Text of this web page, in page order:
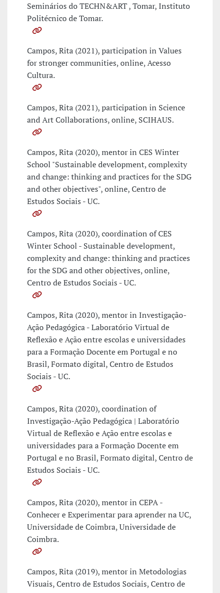
Seminários do TECHN&ART , Tomar, Instituto
Politécnico de Tomar.
Campos, Rita (2021), participation in Values
for stronger communities, online, Acesso
Cultura.
Campos, Rita (2021), participation in Science
and Art Collaborations, online, SCIHAUS.
Campos, Rita (2020), mentor in CES Winter
School "Sustainable development, complexity
and change: thinking and practices for the SDG
and other objectives", online, Centro de
Estudos Sociais - UC.
Campos, Rita (2020), coordination of CES
Winter School - Sustainable development,
complexity and change: thinking and practices
for the SDG and other objectives, online,
Centro de Estudos Sociais - UC.
Campos, Rita (2020), mentor in Investigação-
Ação Pedagógica - Laboratório Virtual de
Reflexão e Ação entre escolas e universidades
para a Formação Docente em Portugal e no
Brasil, Formato digital, Centro de Estudos
Sociais - UC.
Campos, Rita (2020), coordination of
Investigação-Ação Pedagógica | Laboratório
Virtual de Reflexão e Ação entre escolas e
universidades para a Formação Docente em
Portugal e no Brasil, Formato digital, Centro de
Estudos Sociais - UC.
Campos, Rita (2020), mentor in CEPA -
Conhecer e Experimentar para aprender na UC,
Universidade de Coimbra, Universidade de
Coimbra.
Campos, Rita (2019), mentor in Metodologias
Visuais, Centro de Estudos Sociais, Centro de